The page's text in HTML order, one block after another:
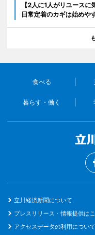
【2人に1人がリユース
日常定着のカギは始めや
食べる
暮らす・働く
立川経済新聞について
プレスリリース・情報提供は
アクセスデータの利用について